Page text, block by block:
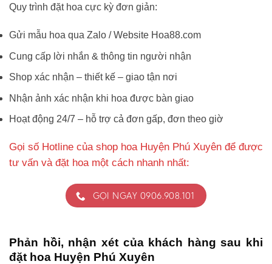
Quy trình đặt hoa cực kỳ đơn giản:
Gửi mẫu hoa qua Zalo / Website Hoa88.com
Cung cấp lời nhắn & thông tin người nhận
Shop xác nhận – thiết kế – giao tận nơi
Nhận ảnh xác nhận khi hoa được bàn giao
Hoạt động 24/7 – hỗ trợ cả đơn gấp, đơn theo giờ
Gọi số Hotline của shop hoa Huyện Phú Xuyên để được
tư vấn và đặt hoa một cách nhanh nhất:
GỌI NGAY 0906.908.101
Phản hồi, nhận xét của khách hàng sau khi
đặt hoa Huyện Phú Xuyên